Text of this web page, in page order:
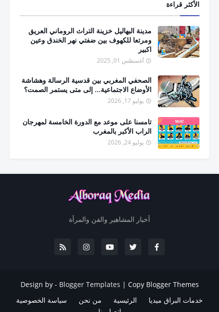
الأكثر قراءة
مدينة البهاليل خزينة التراث الروماني العريق
ومرتعا للكهوف بين ضفتي نهر الخندق وعين
اكبير
أغسطس 01, 2025
الصحفي المغربي بين قدسية الرسالة وهشاشة
الأوضاع الاجتماعية... إلى متى يستمر الصمت؟
يوليو 17, 2026
تامسنا على موعد مع الدورة الخامسة لمهرجان
الراب الأكبر بالمغرب
يوليو 24, 2026
أخبار المشاهير والفن والمرأة
Design by - Blogger Templates | Copy Blogger Themes
خدمات البراق ميديا
الرئيسية من نحن
سياسة الخصوصية